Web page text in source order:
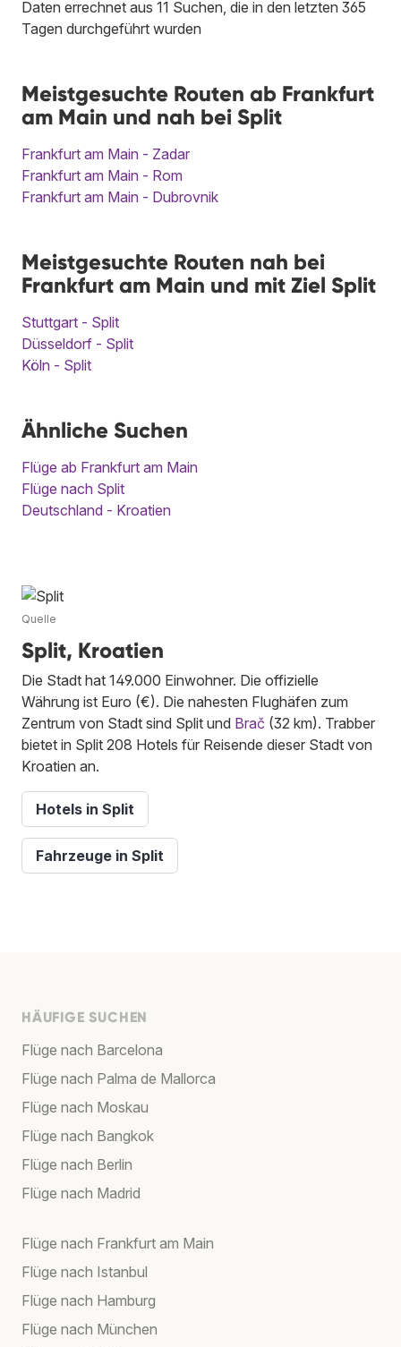
Daten errechnet aus 11 Suchen, die in den letzten 365
Tagen durchgeführt wurden
Meistgesuchte Routen ab Frankfurt
am Main und nah bei Split
Frankfurt am Main - Zadar
Frankfurt am Main - Rom
Frankfurt am Main - Dubrovnik
Meistgesuchte Routen nah bei
Frankfurt am Main und mit Ziel Split
Stuttgart - Split
Düsseldorf - Split
Köln - Split
Ähnliche Suchen
Flüge ab Frankfurt am Main
Flüge nach Split
Deutschland - Kroatien
Quelle
Split, Kroatien
Die Stadt hat 149.000 Einwohner. Die offizielle
Währung ist Euro (€). Die nahesten Flughäfen zum
Zentrum von Stadt sind Split und Brač (32 km). Trabber
bietet in Split 208 Hotels für Reisende dieser Stadt von
Kroatien an.
Hotels in Split
Fahrzeuge in Split
HÄUFIGE SUCHEN
Flüge nach Barcelona
Flüge nach Palma de Mallorca
Flüge nach Moskau
Flüge nach Bangkok
Flüge nach Berlin
Flüge nach Madrid
Flüge nach Frankfurt am Main
Flüge nach Istanbul
Flüge nach Hamburg
Flüge nach München